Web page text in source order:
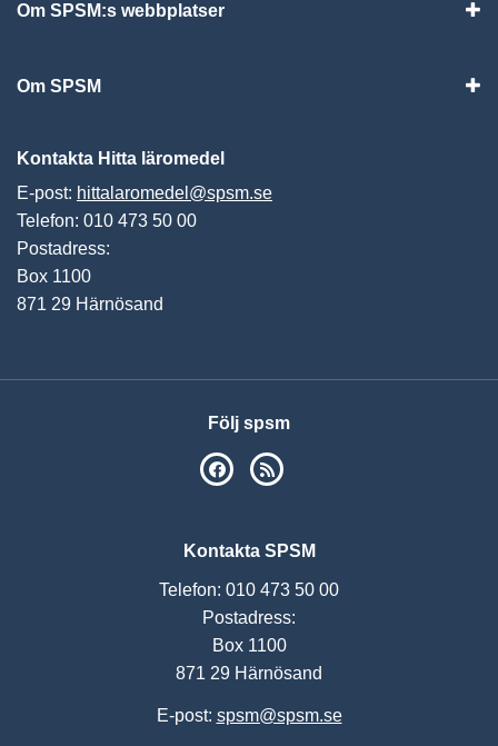
Om SPSM:s webbplatser
Om SPSM
Kontakta Hitta läromedel
E-post: hittalaromedel@spsm.se
Telefon: 010 473 50 00
Postadress:
Box 1100
871 29 Härnösand
Följ spsm
SPSM på Facebook
Kontakta SPSM
Telefon: 010 473 50 00
Postadress:
Box 1100
871 29 Härnösand
E-post: spsm@spsm.se